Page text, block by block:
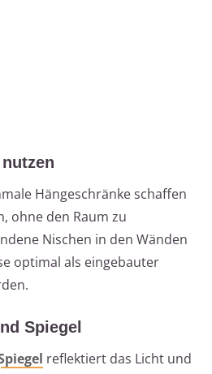
Hängeschränke schaffen
ohne den Raum zu
Nischen in den Wänden
optimal als eingebauter
Spiegel
reflektiert das Licht und